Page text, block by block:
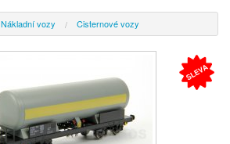
Nákladní vozy Cisternové vozy